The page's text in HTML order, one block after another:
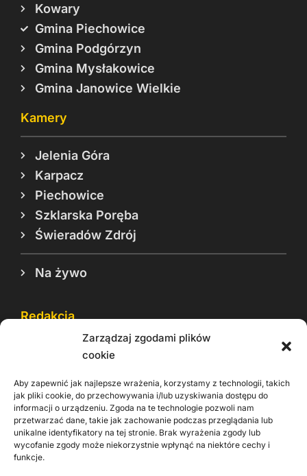
Zarządzaj zgodami plików
cookie
Aby zapewnić jak najlepsze wrażenia, korzystamy z technologii, takich
jak pliki cookie, do przechowywania i/lub uzyskiwania dostępu do
informacji o urządzeniu. Zgoda na te technologie pozwoli nam
przetwarzać dane, takie jak zachowanie podczas przeglądania lub
unikalne identyfikatory na tej stronie. Brak wyrażenia zgody lub
wycofanie zgody może niekorzystnie wpłynąć na niektóre cechy i
funkcje.
Kowary
Gmina Piechowice
Gmina Podgórzyn
Gmina Mysłakowice
Gmina Janowice Wielkie
Kamery
Jelenia Góra
Karpacz
Piechowice
Szklarska Poręba
Świeradów Zdrój
Na żywo
Redakcja
Reklama
Rodo
Kontakt
Informacje dla